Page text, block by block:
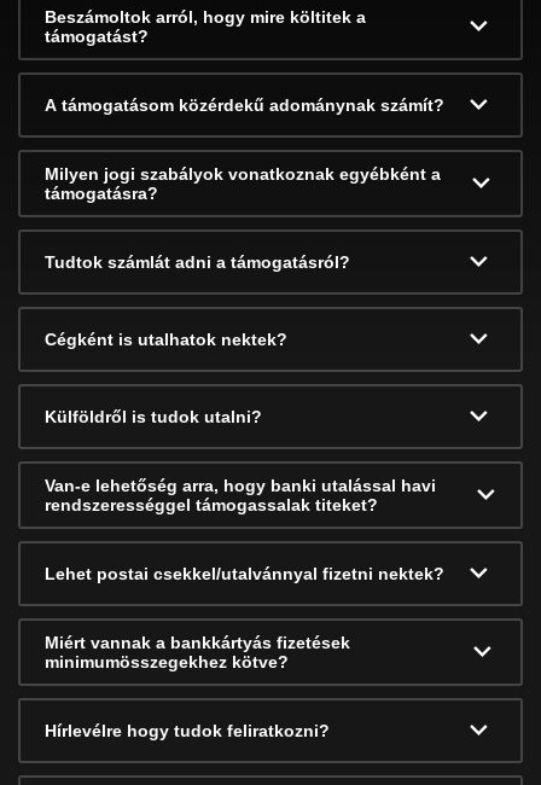
Beszámoltok arról, hogy mire költitek a
támogatást?
A támogatásom közérdekű adománynak számít?
Milyen jogi szabályok vonatkoznak egyébként a
támogatásra?
Tudtok számlát adni a támogatásról?
Cégként is utalhatok nektek?
Külföldről is tudok utalni?
Van-e lehetőség arra, hogy banki utalással havi
rendszerességgel támogassalak titeket?
Lehet postai csekkel/utalvánnyal fizetni nektek?
Miért vannak a bankkártyás fizetések
minimumösszegekhez kötve?
Hírlevélre hogy tudok feliratkozni?